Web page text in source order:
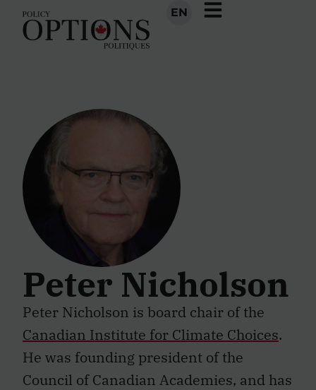
EN
Peter Nicholson
Peter Nicholson is board chair of the
Canadian Institute for Climate Choices.
He was founding president of the
Council of Canadian Academies, and has